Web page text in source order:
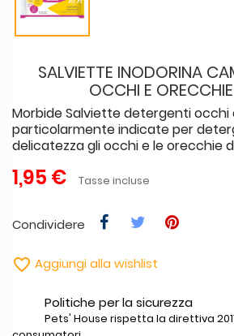
SALVIETTE INODORINA
OCCHI E
Morbide Salviette detergenti occhi
particolarmente indicate per
delicatezza gli occhi e le orecchie
1,95 € Tasse incluse
Condividere
 Aggiungi alla wishlist
Politiche per la sicurezza
Pets' House rispetta la direttiva